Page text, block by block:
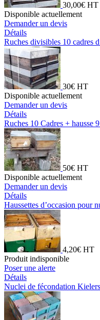
30,00€ HT
Disponible actuellement
Demander un devis
Détails
Ruches divisibles 10 cadres
30€ HT
Disponible actuellement
Demander un devis
Détails
Ruches 10 Cadres + hausse
50€ HT
Disponible actuellement
Demander un devis
Détails
Haussettes d’occasion pour
4,20€ HT
Produit indisponible
Poser une alerte
Détails
Nuclei de fécondation